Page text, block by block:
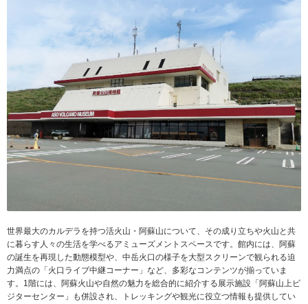
世界最大のカルデラを持つ活火山・阿蘇山について、その成り立ちや火山と共
に暮らす人々の生活を学べるアミューズメントスペースです。館内には、阿蘇
の誕生を再現した動態模型や、中岳火口の様子を大型スクリーンで観られる迫
力満点の「火口ライブ中継コーナー」など、多彩なコンテンツが揃っていま
す。1階には、阿蘇火山や自然の魅力を総合的に紹介する展示施設「阿蘇山上ビ
ジターセンター」も併設され、トレッキングや観光に役立つ情報も提供してい